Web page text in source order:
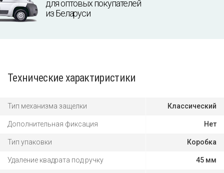
для оптовых покупателей
из Беларуси
Технические характиристики
Тип механизма защелки Классический
Дополнительная фиксация Нет
Тип упаковки Коробка
Удаление квадрата под ручку 45 мм